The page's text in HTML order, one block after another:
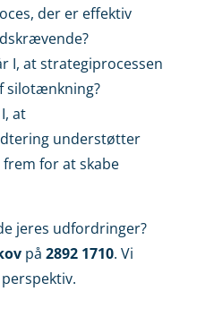
der er effektiv
I, at strategiprocessen
silotænkning?
at
understøtter
for at skabe
jeres udfordringer?
på 2892 1710. Vi